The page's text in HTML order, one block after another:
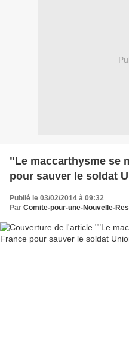
"Le maccarthysme se
pour sauver le soldat
Publié le 03/02/2014 à 09:32
Par Comite-pour-une-Nouvelle-